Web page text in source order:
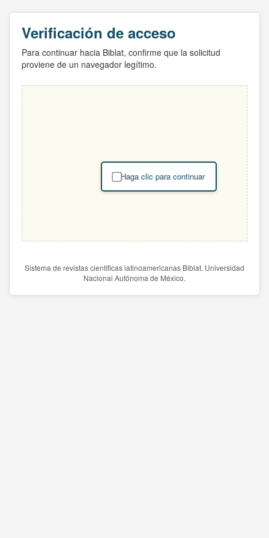
Verificación de acceso
Para continuar hacia Biblat, confirme que la solicitud
proviene de un navegador legítimo.
Haga clic para continuar
Sistema de revistas científicas latinoamericanas Biblat. Universidad
Nacional Autónoma de México.